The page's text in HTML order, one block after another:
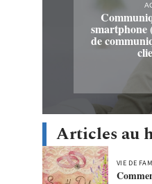
smartphone
de
Articles au
VIE DE